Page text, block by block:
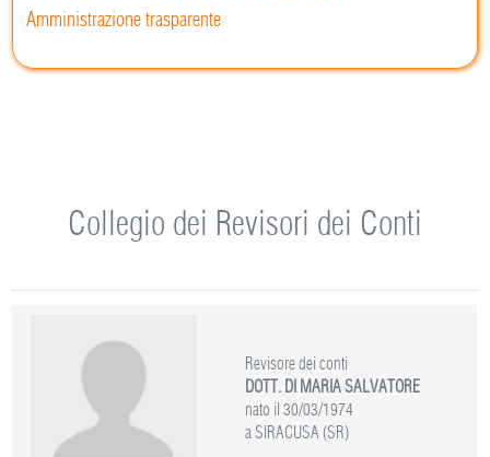
Amministrazione trasparente
Collegio dei Revisori dei Conti
Revisore dei conti
DOTT. DI MARIA SALVATORE
nato il 30/03/1974
a SIRACUSA (SR)